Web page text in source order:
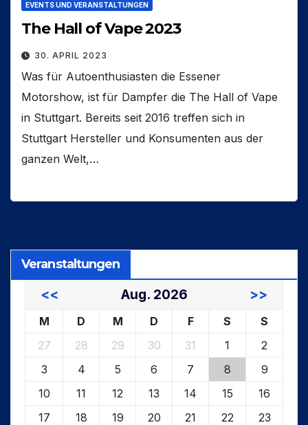
EVENTS UND VERANSTALTUNGEN
The Hall of Vape 2023
30. APRIL 2023
Was für Autoenthusiasten die Essener
Motorshow, ist für Dampfer die The Hall of Vape
in Stuttgart. Bereits seit 2016 treffen sich in
Stuttgart Hersteller und Konsumenten aus der
ganzen Welt,…
Veranstaltungen
<< Aug. 2026 >>
M D M D F S
S
27
28 29 30 31 1
2
3
4 5 6 7 8
9
10
11 12 13 14 15
16
17
18 19 20 21 22
23